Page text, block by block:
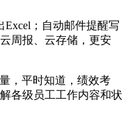
；自动邮件提醒写
周报、云存储，更安
，平时知道，绩效考
各级员工工作内容和状